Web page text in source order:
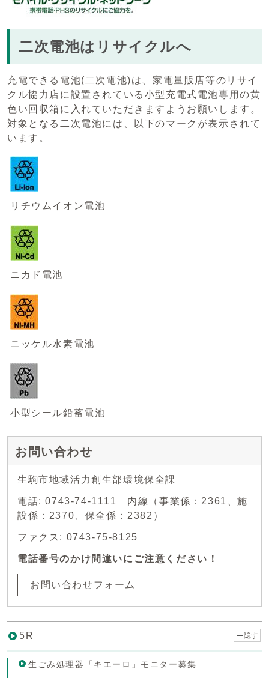
二次電池はリサイクルへ
充電できる電池(二次電池)は、家電量販店等のリサイ
クル協力店に設置されている小型充電式電池専用の黄
色い回収箱に入れていただきますようお願いします。
対象となる二次電池には、以下のマークが表示されて
います。
リチウムイオン電池
ニカド電池
ニッケル水素電池
小型シール鉛蓄電池
お問い合わせ
生駒市地域活力創生部環境保全課
電話: 0743-74-1111 内線（事業係：2361、施
設係：2370、保全係：2382）
ファクス: 0743-75-8125
電話番号のかけ間違いにご注意ください！
お問い合わせフォーム
5R 隠す
生ごみ処理器「キエーロ」モニター募集